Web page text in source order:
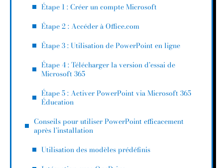
Étape 1 : Créer un compte Microsoft
Étape 2 : Accéder à Office.com
Étape 3 : Utilisation de PowerPoint en ligne
Étape 4 : Télécharger la version d’essai de
Microsoft 365
Étape 5 : Activer PowerPoint via Microsoft 365
Éducation
Conseils pour utiliser PowerPoint efficacement
après l’installation
Utilisation des modèles prédéfinis